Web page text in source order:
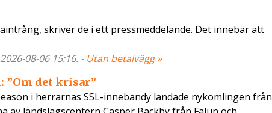
skriver de i ett pressmeddelande. Det innebär att
08-06 15:16. - Utan betalvägg »
”Om det krisar”
i herrarnas SSL-innebandy landade nykomlingen från